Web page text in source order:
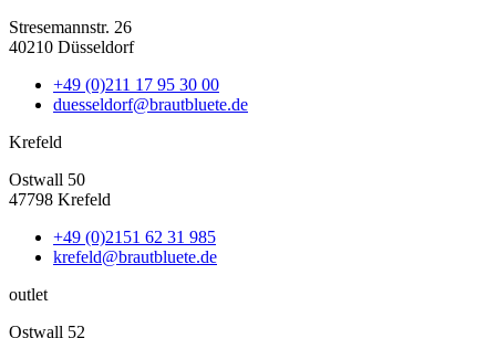
Stresemannstr. 26
40210 Düsseldorf
+49 (0)211 17 95 30 00
duesseldorf@brautbluete.de
Krefeld
Ostwall 50
47798 Krefeld
+49 (0)2151 62 31 985
krefeld@brautbluete.de
outlet
Ostwall 52